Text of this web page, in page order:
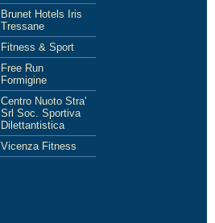
Brunet Hotels Iris
Tressane
Fitness & Sport
Free Run
Formigine
Centro Nuoto Stra'
Srl Soc. Sportiva
Dilettantistica
Vicenza Fitness